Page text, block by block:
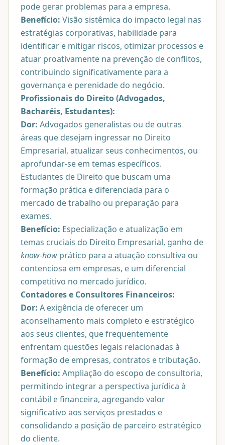
pode gerar problemas para a empresa.
Benefício: Visão sistêmica do impacto legal nas
estratégias corporativas, habilidade para
identificar e mitigar riscos, otimizar processos e
atuar proativamente na prevenção de conflitos,
contribuindo significativamente para a
governança e perenidade do negócio.
Profissionais do Direito (Advogados,
Bacharéis, Estudantes):
Dor: Advogados generalistas ou de outras
áreas que desejam ingressar no Direito
Empresarial, atualizar seus conhecimentos, ou
aprofundar-se em temas específicos.
Estudantes de Direito que buscam uma
formação prática e diferenciada para o
mercado de trabalho ou preparação para
exames.
Benefício: Especialização e atualização em
temas cruciais do Direito Empresarial, ganho de
know-how prático para a atuação consultiva ou
contenciosa em empresas, e um diferencial
competitivo no mercado jurídico.
Contadores e Consultores Financeiros:
Dor: A exigência de oferecer um
aconselhamento mais completo e estratégico
aos seus clientes, que frequentemente
enfrentam questões legais relacionadas à
formação de empresas, contratos e tributação.
Benefício: Ampliação do escopo de consultoria,
permitindo integrar a perspectiva jurídica à
contábil e financeira, agregando valor
significativo aos serviços prestados e
consolidando a posição de parceiro estratégico
do cliente.